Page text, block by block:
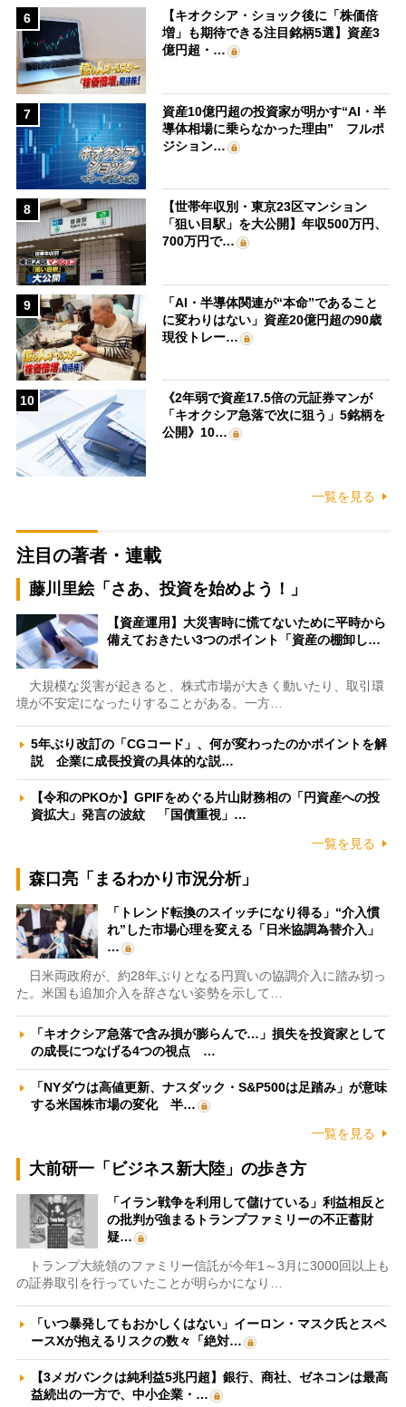
6
【キオクシア・ショック後に「株価倍
増」も期待できる注目銘柄5選】資産3
億円超・…
7
資産10億円超の投資家が明かす“AI・半
導体相場に乗らなかった理由” フルポ
ジション…
8
【世帯年収別・東京23区マンション
「狙い目駅」を大公開】年収500万円、
700万円で…
9
「AI・半導体関連が“本命”であること
に変わりはない」資産20億円超の90歳
現役トレー…
10
《2年弱で資産17.5倍の元証券マンが
「キオクシア急落で次に狙う」5銘柄を
公開》10…
一覧を見る
注目の著者・連載
藤川里絵「さあ、投資を始めよう！」
【資産運用】大災害時に慌てないために平時から
備えておきたい3つのポイント「資産の棚卸し…
大規模な災害が起きると、株式市場が大きく動いたり、取引環
境が不安定になったりすることがある。一方…
5年ぶり改訂の「CGコード」、何が変わったのかポイントを解
説 企業に成長投資の具体的な説…
【令和のPKOか】GPIFをめぐる片山財務相の「円資産への投
資拡大」発言の波紋 「国債重視」…
一覧を見る
森口亮「まるわかり市況分析」
「トレンド転換のスイッチになり得る」“介入慣
れ”した市場心理を変える「日米協調為替介入」
…
日米両政府が、約28年ぶりとなる円買いの協調介入に踏み切っ
た。米国も追加介入を辞さない姿勢を示して…
「キオクシア急落で含み損が膨らんで…」損失を投資家として
の成長につなげる4つの視点 …
「NYダウは高値更新、ナスダック・S&P500は足踏み」が意味
する米国株市場の変化 半…
一覧を見る
大前研一「ビジネス新大陸」の歩き方
「イラン戦争を利用して儲けている」利益相反と
の批判が強まるトランプファミリーの不正蓄財
疑…
トランプ大統領のファミリー信託が今年1～3月に3000回以上も
の証券取引を行っていたことが明らかになり…
「いつ暴発してもおかしくはない」イーロン・マスク氏とスペ
ースXが抱えるリスクの数々「絶対…
【3メガバンクは純利益5兆円超】銀行、商社、ゼネコンは最高
益続出の一方で、中小企業・…